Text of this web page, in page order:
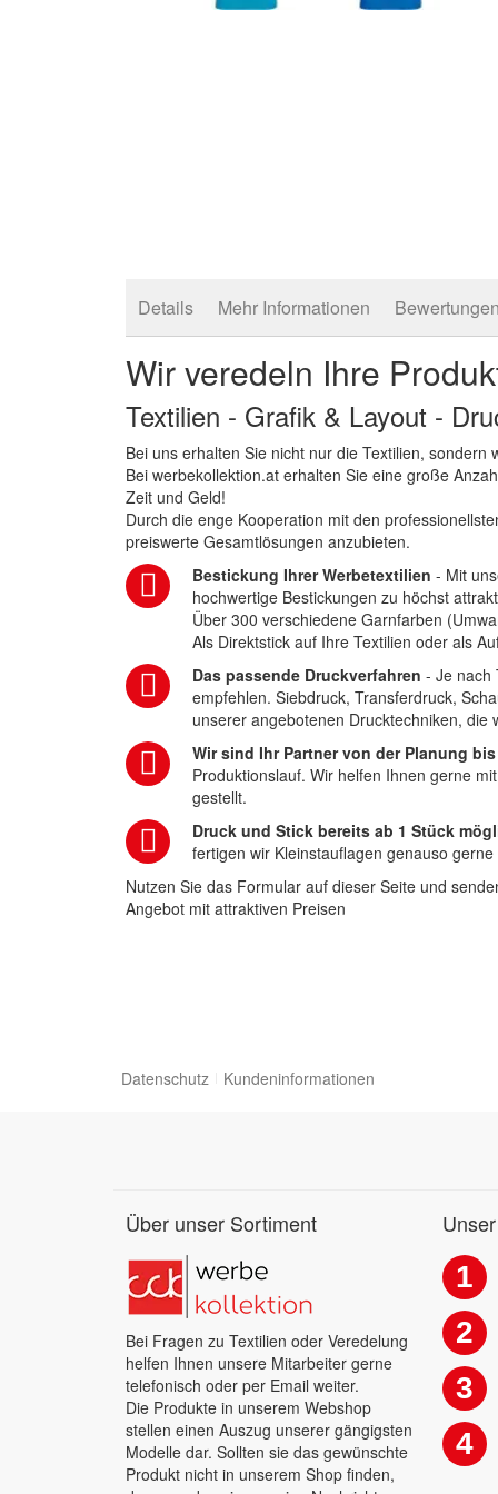
Details Mehr Informationen Bewertungen
Wir veredeln Ihre
Textilien - Grafik & Layout -
Bei uns erhalten Sie nicht nur die Textilien,
Bei werbekollektion.at erhalten Sie eine große
Zeit und Geld!
Durch die enge Kooperation mit den
preiswerte Gesamtlösungen anzubieten.
Bestickung Ihrer Werbetextilien - Mit
hochwertige Bestickungen zu höchst
Über 300 verschiedene Garnfarben
Als Direktstick auf Ihre Textilien oder als
Das passende Druckverfahren - Je nach
empfehlen. Siebdruck, Transferdruck,
unserer angebotenen Drucktechniken,
Wir sind Ihr Partner von der Planung
Produktionslauf. Wir helfen Ihnen gerne
gestellt.
Druck und Stick bereits ab 1 Stück
fertigen wir Kleinstauflagen genauso
Nutzen Sie das Formular auf dieser Seite und
Angebot mit attraktiven Preisen
Datenschutz Kundeninformationen
Über unser Sortiment
Bei Fragen zu Textilien oder Veredelung
helfen Ihnen unsere Mitarbeiter gerne
telefonisch oder per Email weiter.
Die Produkte in unserem Webshop
stellen einen Auszug unserer gängigsten
Modelle dar. Sollten sie das gewünschte
Produkt nicht in unserem Shop finden,
1
2
3
4